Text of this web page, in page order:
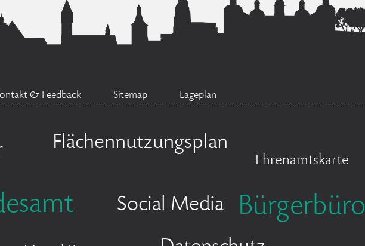
& Feedback Sitemap Lageplan
Flächennutzungsplan
Ehrenamtskarte
Social Media Bürgerbüro